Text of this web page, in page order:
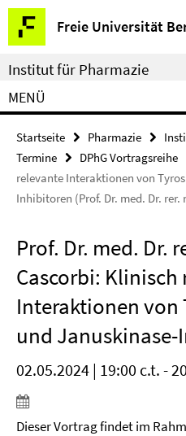
Springe
direkt
zu
Inhalt
Freie Universität
Service-
Navigation
Institut für Pharmazie
MENÜ
Startseite Pharmazie
Termine
DPhG Vortragsreihe
relevante Interaktionen von
Inhibitoren (Prof. Dr. med. Dr.
Prof. Dr. med. Dr.
Cascorbi: Klinisch
Interaktionen von
und
02.05.2024 | 19:00 c.t. -
Dieser Vortrag findet im